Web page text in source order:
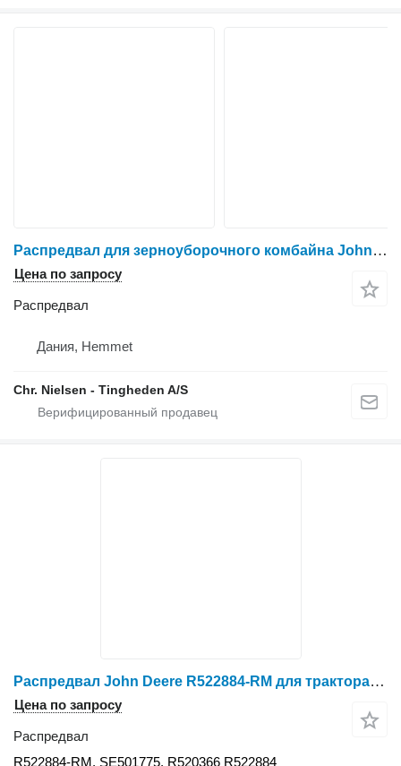
Распредвал для зерноуборочного комбайна John Deere 955
Цена по запросу
Распредвал
Дания, Hemmet
Chr. Nielsen - Tingheden A/S
Распредвал John Deere R522884-RM для трактора John Deere
Цена по запросу
Распредвал
R522884-RM, SE501775, R520366 R522884